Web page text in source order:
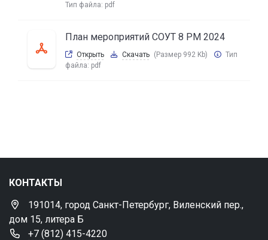
Тип файла: pdf
План мероприятий СОУТ 8 РМ 2024
Открыть Скачать (Размер 992 Kb)
Тип
файла: pdf
КОНТАКТЫ
191014, город Санкт-Петербург, Виленский пер.,
дом 15, литера Б
+7 (812) 415-4220